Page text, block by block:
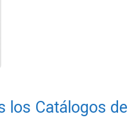
los Catálogos de